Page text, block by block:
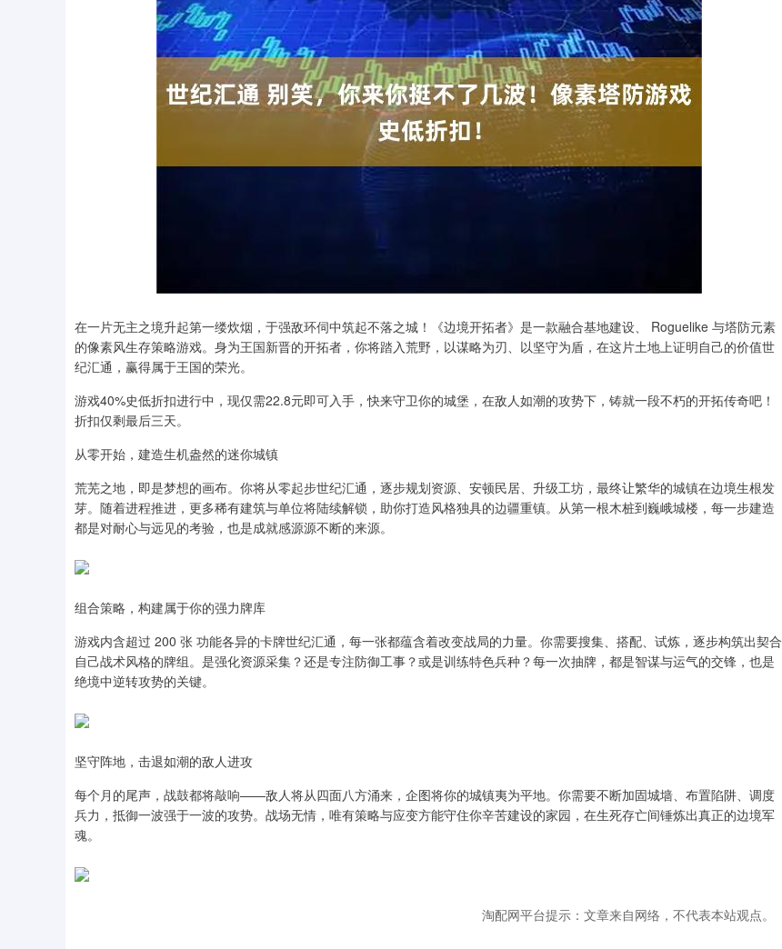
在一片无主之境升起第一缕炊烟，于强敌环伺中筑起不落之城！《边境开拓者》是一款融合基地建设、 Roguelike 与塔防元素
的像素风生存策略游戏。身为王国新晋的开拓者，你将踏入荒野，以谋略为刃、以坚守为盾，在这片土地上证明自己的价值世
纪汇通，赢得属于王国的荣光。
游戏40%史低折扣进行中，现仅需22.8元即可入手，快来守卫你的城堡，在敌人如潮的攻势下，铸就一段不朽的开拓传奇吧！
折扣仅剩最后三天。
从零开始，建造生机盎然的迷你城镇
荒芜之地，即是梦想的画布。你将从零起步世纪汇通，逐步规划资源、安顿民居、升级工坊，最终让繁华的城镇在边境生根发
芽。随着进程推进，更多稀有建筑与单位将陆续解锁，助你打造风格独具的边疆重镇。从第一根木桩到巍峨城楼，每一步建造
都是对耐心与远见的考验，也是成就感源源不断的来源。
组合策略，构建属于你的强力牌库
游戏内含超过 200 张 功能各异的卡牌世纪汇通，每一张都蕴含着改变战局的力量。你需要搜集、搭配、试炼，逐步构筑出契合
自己战术风格的牌组。是强化资源采集？还是专注防御工事？或是训练特色兵种？每一次抽牌，都是智谋与运气的交锋，也是
绝境中逆转攻势的关键。
坚守阵地，击退如潮的敌人进攻
每个月的尾声，战鼓都将敲响——敌人将从四面八方涌来，企图将你的城镇夷为平地。你需要不断加固城墙、布置陷阱、调度
兵力，抵御一波强于一波的攻势。战场无情，唯有策略与应变方能守住你辛苦建设的家园，在生死存亡间锤炼出真正的边境军
魂。
淘配网平台提示：文章来自网络，不代表本站观点。